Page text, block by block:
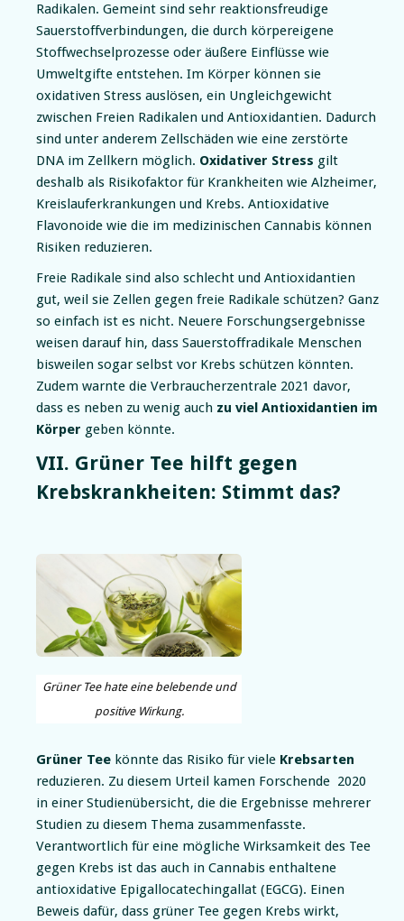
Radikalen. Gemeint sind sehr reaktionsfreudige
Sauerstoffverbindungen, die durch körpereigene
Stoffwechselprozesse oder äußere Einflüsse wie
Umweltgifte entstehen. Im Körper können sie
oxidativen Stress auslösen, ein Ungleichgewicht
zwischen Freien Radikalen und Antioxidantien. Dadurch
sind unter anderem Zellschäden wie eine zerstörte
DNA im Zellkern möglich. Oxidativer Stress gilt
deshalb als Risikofaktor für Krankheiten wie Alzheimer,
Kreislauferkrankungen und Krebs. Antioxidative
Flavonoide wie die im medizinischen Cannabis können
Risiken reduzieren.
Freie Radikale sind also schlecht und Antioxidantien
gut, weil sie Zellen gegen freie Radikale schützen? Ganz
so einfach ist es nicht. Neuere Forschungsergebnisse
weisen darauf hin, dass Sauerstoffradikale Menschen
bisweilen sogar selbst vor Krebs schützen könnten.
Zudem warnte die Verbraucherzentrale 2021 davor,
dass es neben zu wenig auch zu viel Antioxidantien im
Körper geben könnte.
VII. Grüner Tee hilft gegen
Krebskrankheiten: Stimmt das?
Grüner Tee hate eine belebende und
positive Wirkung.
Grüner Tee könnte das Risiko für viele Krebsarten
reduzieren. Zu diesem Urteil kamen Forschende 2020
in einer Studienübersicht, die die Ergebnisse mehrerer
Studien zu diesem Thema zusammenfasste.
Verantwortlich für eine mögliche Wirksamkeit des Tee
gegen Krebs ist das auch in Cannabis enthaltene
antioxidative Epigallocatechingallat (EGCG). Einen
Beweis dafür, dass grüner Tee gegen Krebs wirkt,